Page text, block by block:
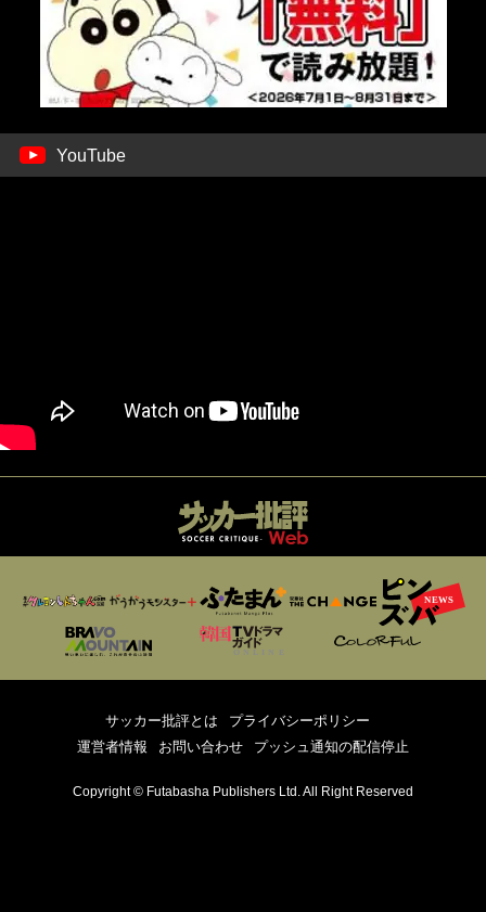
YouTube
サッカー批評とは
プライバシーポリシー
運営者情報
お問い合わせ プッシュ通知の配信停止
Copyright © Futabasha Publishers Ltd. All Right Reserved